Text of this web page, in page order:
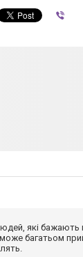
які
багатьом